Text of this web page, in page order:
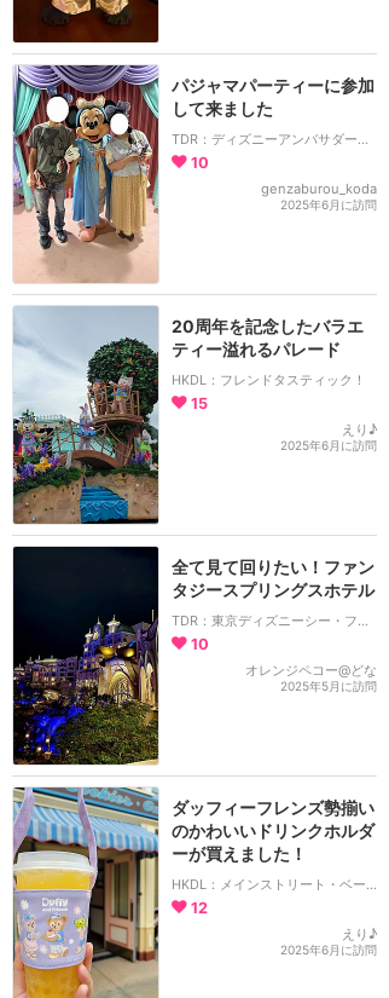
パジャマパーティーに参加
して来ました
TDR：ディズニーアンバサダーホテル
10
genzaburou_koda
2025年6月に訪問
20周年を記念したバラエ
ティー溢れるパレード
HKDL：フレンドタスティック！
15
えり♪
2025年6月に訪問
全て見て回りたい！ファン
タジースプリングスホテル
TDR：東京ディズニーシー・ファンタジースプリングスホテル
10
オレンジペコー@どな
2025年5月に訪問
ダッフィーフレンズ勢揃い
のかわいいドリンクホルダ
ーが買えました！
HKDL：メインストリート・ベーカリー
12
えり♪
2025年6月に訪問